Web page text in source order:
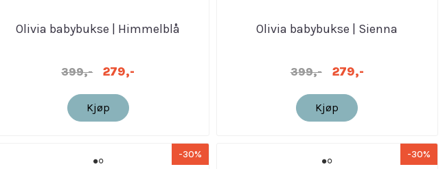
Olivia babybukse | Himmelblå
399,- 279,-
Kjøp
Olivia babybukse | Sienna
399,- 279,-
Kjøp
-30% -30%